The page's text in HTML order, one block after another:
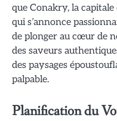
que Conakry, la
qui s’annonce
de plonger au cœur de
des saveurs
des paysages
palpable.
Planification du